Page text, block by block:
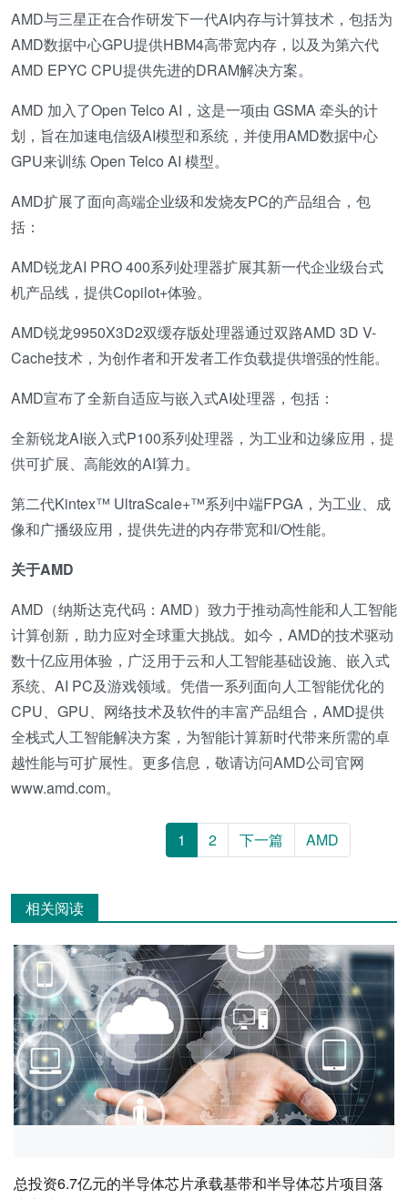
AMD与三星正在合作研发下一代AI内存与计算技术，包括为
AMD数据中心GPU提供HBM4高带宽内存，以及为第六代
AMD EPYC CPU提供先进的DRAM解决方案。
AMD 加入了Open Telco AI，这是一项由 GSMA 牵头的计
划，旨在加速电信级AI模型和系统，并使用AMD数据中心
GPU来训练 Open Telco AI 模型。
AMD扩展了面向高端企业级和发烧友PC的产品组合，包
括：
AMD锐龙AI PRO 400系列处理器扩展其新一代企业级台式
机产品线，提供Copilot+体验。
AMD锐龙9950X3D2双缓存版处理器通过双路AMD 3D V-
Cache技术，为创作者和开发者工作负载提供增强的性能。
AMD宣布了全新自适应与嵌入式AI处理器，包括：
全新锐龙AI嵌入式P100系列处理器，为工业和边缘应用，提
供可扩展、高能效的AI算力。
第二代Kintex™ UltraScale+™系列中端FPGA，为工业、成
像和广播级应用，提供先进的内存带宽和I/O性能。
关于AMD
AMD（纳斯达克代码：AMD）致力于推动高性能和人工智能
计算创新，助力应对全球重大挑战。如今，AMD的技术驱动
数十亿应用体验，广泛用于云和人工智能基础设施、嵌入式
系统、AI PC及游戏领域。凭借一系列面向人工智能优化的
CPU、GPU、网络技术及软件的丰富产品组合，AMD提供
全栈式人工智能解决方案，为智能计算新时代带来所需的卓
越性能与可扩展性。更多信息，敬请访问AMD公司官网
www.amd.com。
1 2 下一篇 AMD
相关阅读
总投资6.7亿元的半导体芯片承载基带和半导体芯片项目落